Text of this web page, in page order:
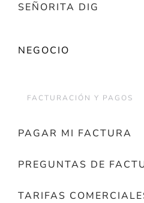
SEÑORITA DIG
NEGOCIO
FACTURACIÓN Y PAGOS
PAGAR MI FACTURA
PREGUNTAS DE
TARIFAS